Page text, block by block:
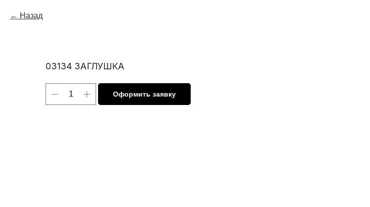
Назад
03134 ЗАГЛУШКА
Оформить заявку